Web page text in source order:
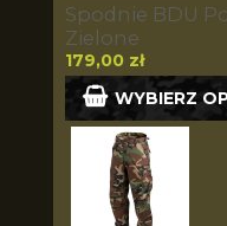
Spodnie BDU
Zielone
179,00 zł
WYBIERZ